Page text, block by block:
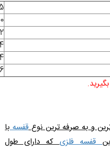
2
و به صرفه ترین نوعقفسهبا
قفسه فلزیکه دارای طول